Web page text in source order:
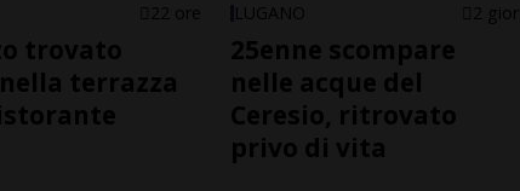
22 ore
trovato
terrazza
LUGANO 2 gior
25enne scompare
nelle acque del
Ceresio, ritrovato
privo di vita